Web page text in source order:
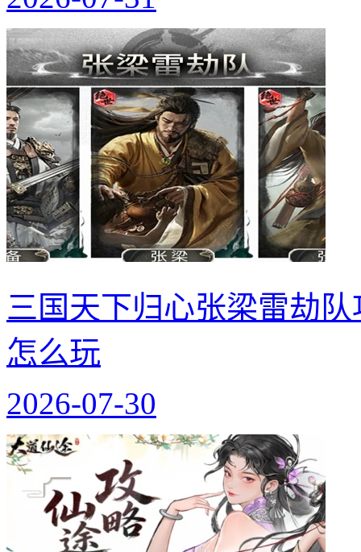
三国天下归心张梁雷劫
怎么玩
2026-07-30